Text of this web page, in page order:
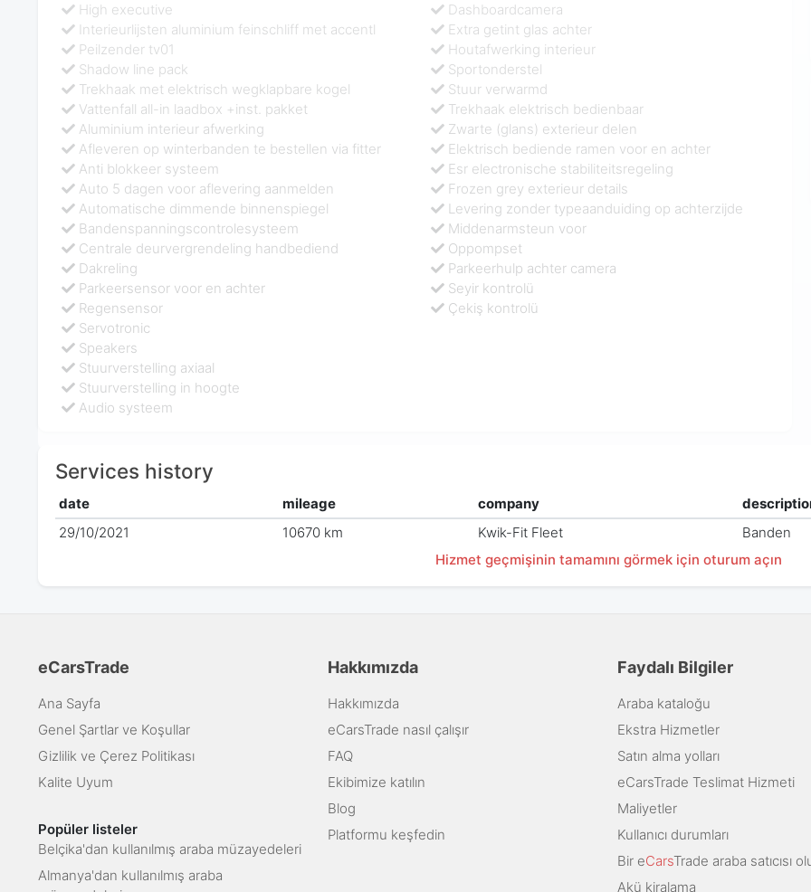
High executive
Interieurlijsten aluminium feinschliff met accentl
Peilzender tv01
Shadow line pack
Trekhaak met elektrisch wegklapbare kogel
Vattenfall all-in laadbox +inst. pakket
Aluminium interieur afwerking
Dashboardcamera
Extra getint glas achter
Houtafwerking interieur
Sportonderstel
Stuur verwarmd
Trekhaak elektrisch bedienbaar
Zwarte (glans) exterieur delen
Afleveren op winterbanden te bestellen via fitter
Anti blokkeer systeem
Auto 5 dagen voor aflevering aanmelden
Automatische dimmende binnenspiegel
Bandenspanningscontrolesysteem
Centrale deurvergrendeling handbediend
Dakreling
Elektrisch bediende ramen voor en achter
Esr electronische stabiliteitsregeling
Frozen grey exterieur details
Levering zonder typeaanduiding op achterzijde
Middenarmsteun voor
Oppompset
Parkeerhulp achter camera
Parkeersensor voor en achter
Regensensor
Servotronic
Speakers
Stuurverstelling axiaal
Stuurverstelling in hoogte
Audio systeem
Seyir kontrolü
Çekiş kontrolü
Services history
date mileage company
29/10/2021
10670 km Kwik-Fit Fleet Banden
Hizmet geçmişinin tamamını görmek için oturum açın
eCarsTrade
Ana Sayfa
Genel Şartlar ve Koşullar
Gizlilik ve Çerez Politikası
Kalite Uyum
Popüler listeler
Belçika'dan kullanılmış araba müzayedeleri
Almanya'dan kullanılmış araba
Hakkımızda
Hakkımızda
eCarsTrade nasıl çalışır
FAQ
Ekibimize katılın
Blog
Platformu keşfedin
Faydalı Bilgiler
Araba kataloğu
Ekstra Hizmetler
Satın alma yolları
eCarsTrade Teslimat Hizmeti
Maliyetler
Kullanıcı durumları
Bir eCarsTrade araba satıcısı
Akü kiralama